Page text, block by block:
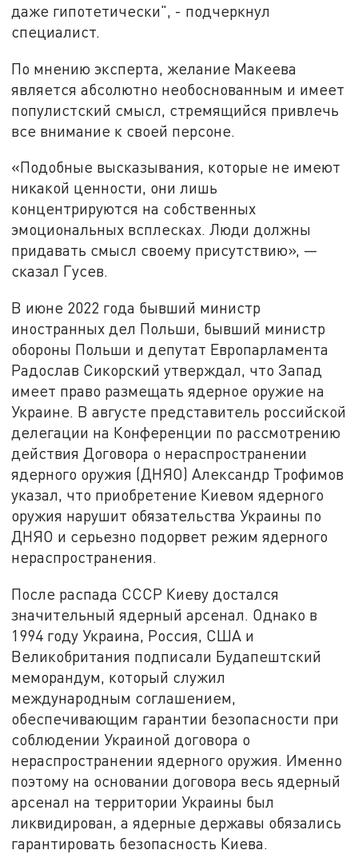
даже гипотетически", - подчеркнул
специалист.
По мнению эксперта, желание Макеева
является абсолютно необоснованным и имеет
популистский смысл, стремящийся привлечь
все внимание к своей персоне.
«Подобные высказывания, которые не имеют
никакой ценности, они лишь
концентрируются на собственных
эмоциональных всплесках. Люди должны
придавать смысл своему присутствию», —
сказал Гусев.
В июне 2022 года бывший министр
иностранных дел Польши, бывший министр
обороны Польши и депутат Европарламента
Радослав Сикорский утверждал, что Запад
имеет право размещать ядерное оружие на
Украине. В августе представитель российской
делегации на Конференции по рассмотрению
действия Договора о нераспространении
ядерного оружия (ДНЯО) Александр Трофимов
указал, что приобретение Киевом ядерного
оружия нарушит обязательства Украины по
ДНЯО и серьезно подорвет режим ядерного
нераспространения.
После распада СССР Киеву достался
значительный ядерный арсенал. Однако в
1994 году Украина, Россия, США и
Великобритания подписали Будапештский
меморандум, который служил
международным соглашением,
обеспечивающим гарантии безопасности при
соблюдении Украиной договора о
нераспространении ядерного оружия. Именно
поэтому на основании договора весь ядерный
арсенал на территории Украины был
ликвидирован, а ядерные державы обязались
гарантировать безопасность Киева.